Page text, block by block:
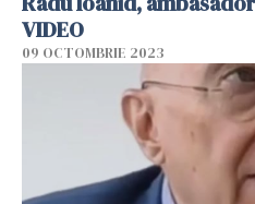
VIDEO
09 OCTOMBRIE 2023